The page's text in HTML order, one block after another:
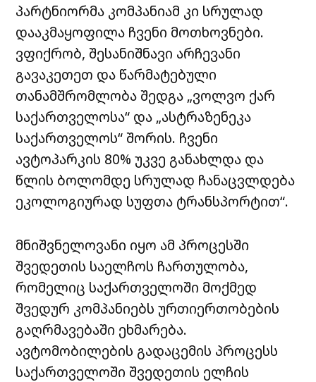
პარტნიორმა კომპანიამ კი სრულად
დააკმაყოფილა ჩვენი მოთხოვნები.
ვფიქრობ, შესანიშნავი არჩევანი
გავაკეთეთ და წარმატებული
თანამშრომლობაშედგა „ვოლვო ქარ
საქართველოსა“ და „ასტრაზენეკა
საქართველოს“ შორის. ჩვენი
ავტოპარკის 80% უკვე განახლდა და
წლის ბოლომდე სრულად ჩანაცვლდება
ეკოლოგიურად სუფთა ტრანსპორტით“.
მნიშვნელოვანი იყო ამ პროცესში
შვედეთის საელჩოს ჩართულობა,
რომელიც საქართველოში მოქმედ
შვედურ კომპანიებს ურთიერთობების
გაღრმავებაში ეხმარება.
ავტომობილების გადაცემის პროცესს
საქართველოში შვედეთის ელჩის